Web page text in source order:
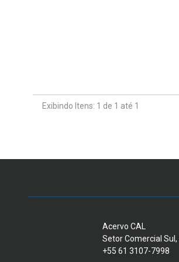
Exibindo Itens: 1 de 1 até 1
Acervo CAL
Setor Comercial
+55 61 3107-7998